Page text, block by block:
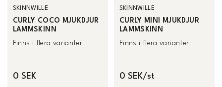
SKINNWILLE
CURLY COCO MJUKDJUR
LAMMSKINN
Finns i flera varianter
0 SEK
SKINNWILLE
CURLY MINI MJUKDJUR
LAMMSKINN
Finns i flera varianter
0 SEK/st